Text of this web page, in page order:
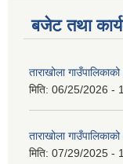
बजेट तथा
ताराखोला
मिति: 06/25/2026 -
ताराखोला
मिति: 07/29/2025 -